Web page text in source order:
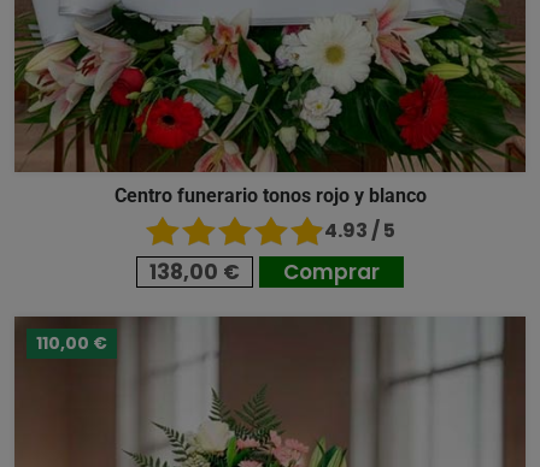
Centro funerario tonos rojo y blanco
4.93 / 5
138,00 € Comprar
110,00 €